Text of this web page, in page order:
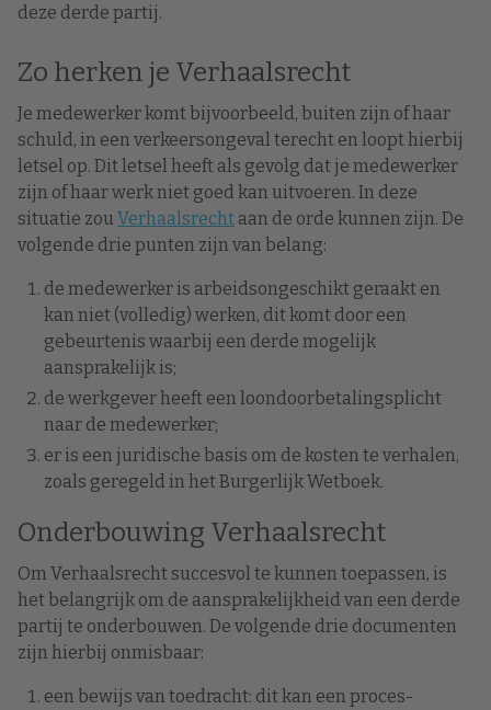
deze derde partij.
Zo herken je Verhaalsrecht
Je medewerker komt bijvoorbeeld, buiten zijn of haar
schuld, in een verkeersongeval terecht en loopt hierbij
letsel op. Dit letsel heeft als gevolg dat je medewerker
zijn of haar werk niet goed kan uitvoeren. In deze
situatie zou Verhaalsrecht aan de orde kunnen zijn. De
volgende drie punten zijn van belang:
de medewerker is arbeidsongeschikt geraakt en
kan niet (volledig) werken, dit komt door een
gebeurtenis waarbij een derde mogelijk
aansprakelijk is;
de werkgever heeft een loondoorbetalingsplicht
naar de medewerker;
er is een juridische basis om de kosten te verhalen,
zoals geregeld in het Burgerlijk Wetboek.
Onderbouwing Verhaalsrecht
Om Verhaalsrecht succesvol te kunnen toepassen, is
het belangrijk om de aansprakelijkheid van een derde
partij te onderbouwen. De volgende drie documenten
zijn hierbij onmisbaar:
een bewijs van toedracht: dit kan een proces-